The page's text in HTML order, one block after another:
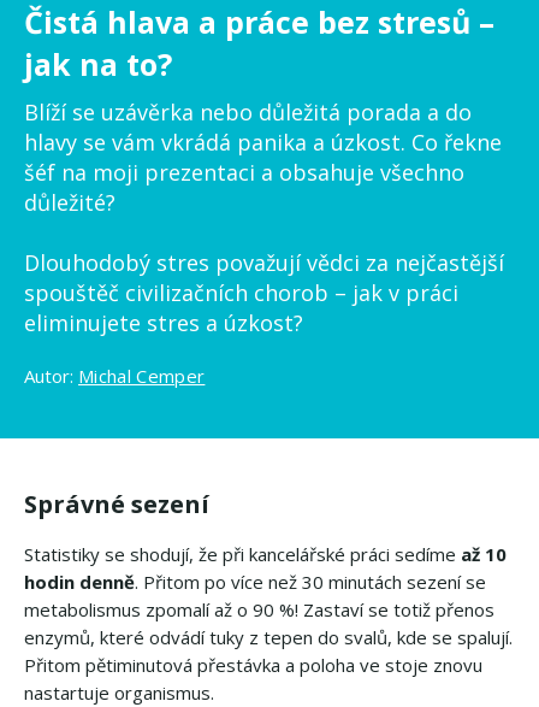
Čistá hlava a práce bez stresů –
jak na to?
Blíží se uzávěrka nebo důležitá porada a do
hlavy se vám vkrádá panika a úzkost. Co řekne
šéf na moji prezentaci a obsahuje všechno
důležité?
Dlouhodobý stres považují vědci za nejčastější
spouštěč civilizačních chorob – jak v práci
eliminujete stres a úzkost?
Autor: Michal Cemper
Správné sezení
Statistiky se shodují, že při kancelářské práci sedíme až 10
hodin denně. Přitom po více než 30 minutách sezení se
metabolismus zpomalí až o 90 %! Zastaví se totiž přenos
enzymů, které odvádí tuky z tepen do svalů, kde se spalují.
Přitom pětiminutová přestávka a poloha ve stoje znovu
nastartuje organismus.